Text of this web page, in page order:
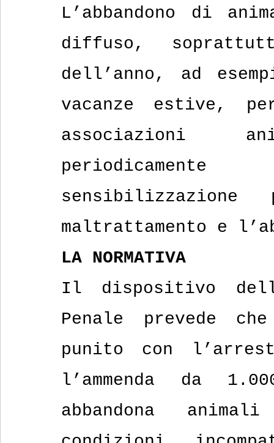
L’abbandono di
diffuso,
dell’anno, ad
vacanze estive,
associazioni
maltrattamento e
LA NORMATIVA
Il dispositivo
Penale prevede
punito con
l’ammenda da
abbandona